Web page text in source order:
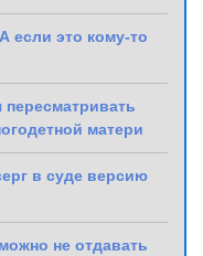
если это кому-то
матери
в суде версию
не отдавать